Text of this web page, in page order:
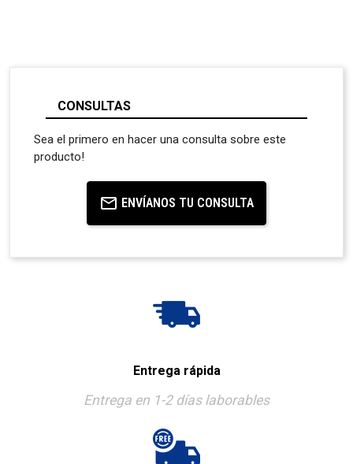
CONSULTAS
Sea el primero en hacer una consulta sobre este
producto!
ENVÍANOS TU CONSULTA
Entrega rápida
Entrega en 1-2 días laborables